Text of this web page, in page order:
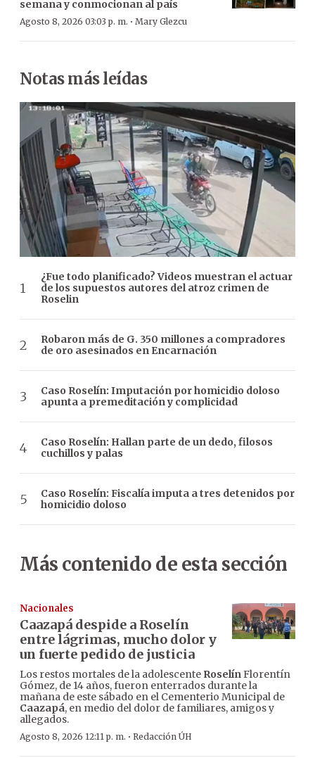
semana y conmocionan al país
Agosto 8, 2026 03:03 p. m. · Mary Glezcu
Notas más leídas
¿Fue todo planificado? Videos muestran el actuar
de los supuestos autores del atroz crimen de
Roselin
Robaron más de G. 350 millones a compradores
de oro asesinados en Encarnación
Caso Roselín: Imputación por homicidio doloso
apunta a premeditación y complicidad
Caso Roselín: Hallan parte de un dedo, filosos
cuchillos y palas
Caso Roselín: Fiscalía imputa a tres detenidos por
homicidio doloso
Más contenido de esta sección
Nacionales
Caazapá despide a Roselín
entre lágrimas, mucho dolor y
un fuerte pedido de justicia
Los restos mortales de la adolescente RoselínFlorentín
Gómez, de 14 años, fueron enterrados durante la
mañana de este sábado en el Cementerio Municipal de
Caazapá, en medio del dolor de familiares, amigos y
allegados.
Agosto 8, 2026 12:11 p. m. · Redacción ÚH